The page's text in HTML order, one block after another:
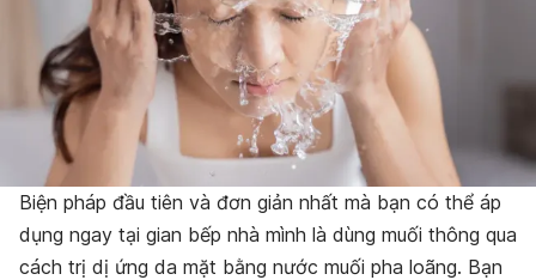
Biện pháp đầu tiên và đơn giản nhất mà bạn có thể áp
dụng ngay tại gian bếp nhà mình là dùng muối thông qua
cách trị dị ứng da mặt bằng nước muối pha loãng. Bạn